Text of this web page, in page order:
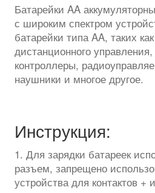
Батарейки AA
с широким спектром
батарейки типа AA, таких
дистанционного
контроллеры,
наушники и многое другое.
Инструкция:
1. Для зарядки батареек
разъем, запрещено
устройства для контактов +